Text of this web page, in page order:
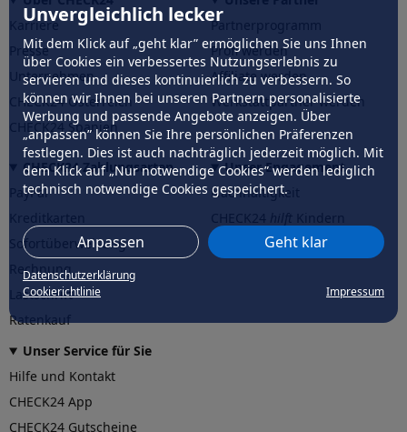
Unvergleichlich lecker
Mit dem Klick auf „geht klar” ermöglichen Sie uns Ihnen
über Cookies ein verbessertes Nutzungserlebnis zu
servieren und dieses kontinuierlich zu verbessern. So
können wir Ihnen bei unseren Partnern personalisierte
Werbung und passende Angebote anzeigen. Über
„anpassen” können Sie Ihre persönlichen Präferenzen
festlegen. Dies ist auch nachträglich jederzeit möglich. Mit
dem Klick auf „Nur notwendige Cookies” werden lediglich
technisch notwendige Cookies gespeichert.
Anpassen Geht klar
Datenschutzerklärung
Cookierichtlinie
Impressum
Karriere
Presse
Unternehmen
CHECK24 Österreich
CHECK24 Spanien
Partnerprogramm
Profi werden
Affiliate werden
Werkstattpartner werden
CHECK24 Zahlungsarten
PayPal
Sofortüberweisung
Rechnung
Lastschrift
Ratenkauf
Unser Engagement
Nachhaltigkeit
CHECK24hilftder Natur
Unser Service für Sie
Hilfe und Kontakt
CHECK24 App
CHECK24 Gutscheine